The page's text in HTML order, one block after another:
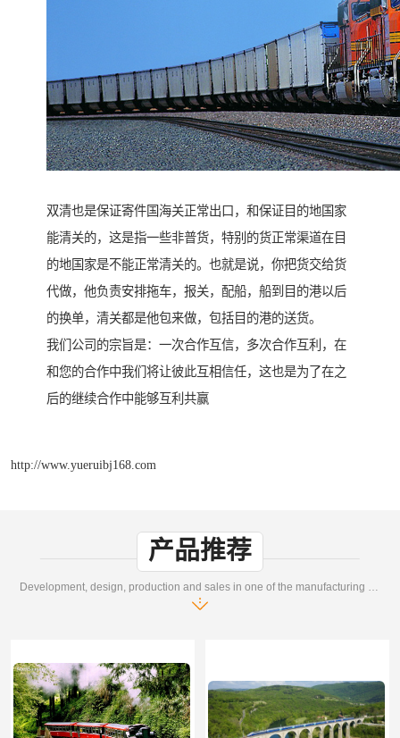
双清也是保证寄件国海关正常出口，和保证目的地国家
能清关的，这是指一些非普货，特别的货正常渠道在目
的地国家是不能正常清关的。也就是说，你把货交给货
代做，他负责安排拖车，报关，配船，船到目的港以后
的换单，清关都是他包来做，包括目的港的送货。
我们公司的宗旨是：一次合作互信，多次合作互利，在
和您的合作中我们将让彼此互相信任，这也是为了在之
后的继续合作中能够互利共赢
http://www.yueruibj168.com
产品推荐
Development, design, production and sales in one of the manufacturing enterprises